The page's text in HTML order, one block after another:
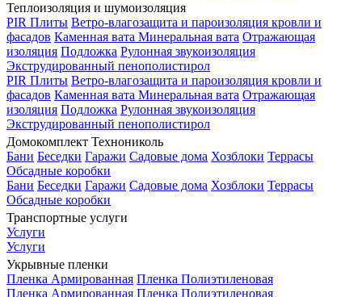
Теплоизоляция и шумоизоляция
PIR Плиты Ветро-влагозащита и пароизоляция кровли и
фасадов Каменная вата Минеральная вата Отражающая
изоляция Подложка Рулонная звукоизоляция
Экструдированный пенополистирол
PIR Плиты Ветро-влагозащита и пароизоляция кровли и
фасадов Каменная вата Минеральная вата Отражающая
изоляция Подложка Рулонная звукоизоляция
Экструдированный пенополистирол
Домокомплект Технониколь
Бани Беседки Гаражи Садовые дома Хозблоки Террасы
Обсадные коробки
Бани Беседки Гаражи Садовые дома Хозблоки Террасы
Обсадные коробки
Транспортные услуги
Услуги
Услуги
Укрывные пленки
Пленка Армированная Пленка Полиэтиленовая
Пленка Армированная Пленка Полиэтиленовая